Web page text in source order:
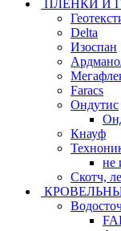
ПЛЕНКИ И
Delta
Изоспан
Faracs
Ондутис
Кнауф
не
Скотч,